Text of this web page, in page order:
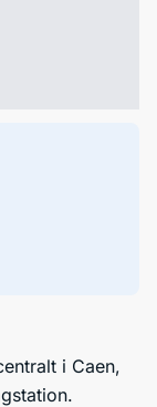
i Caen,